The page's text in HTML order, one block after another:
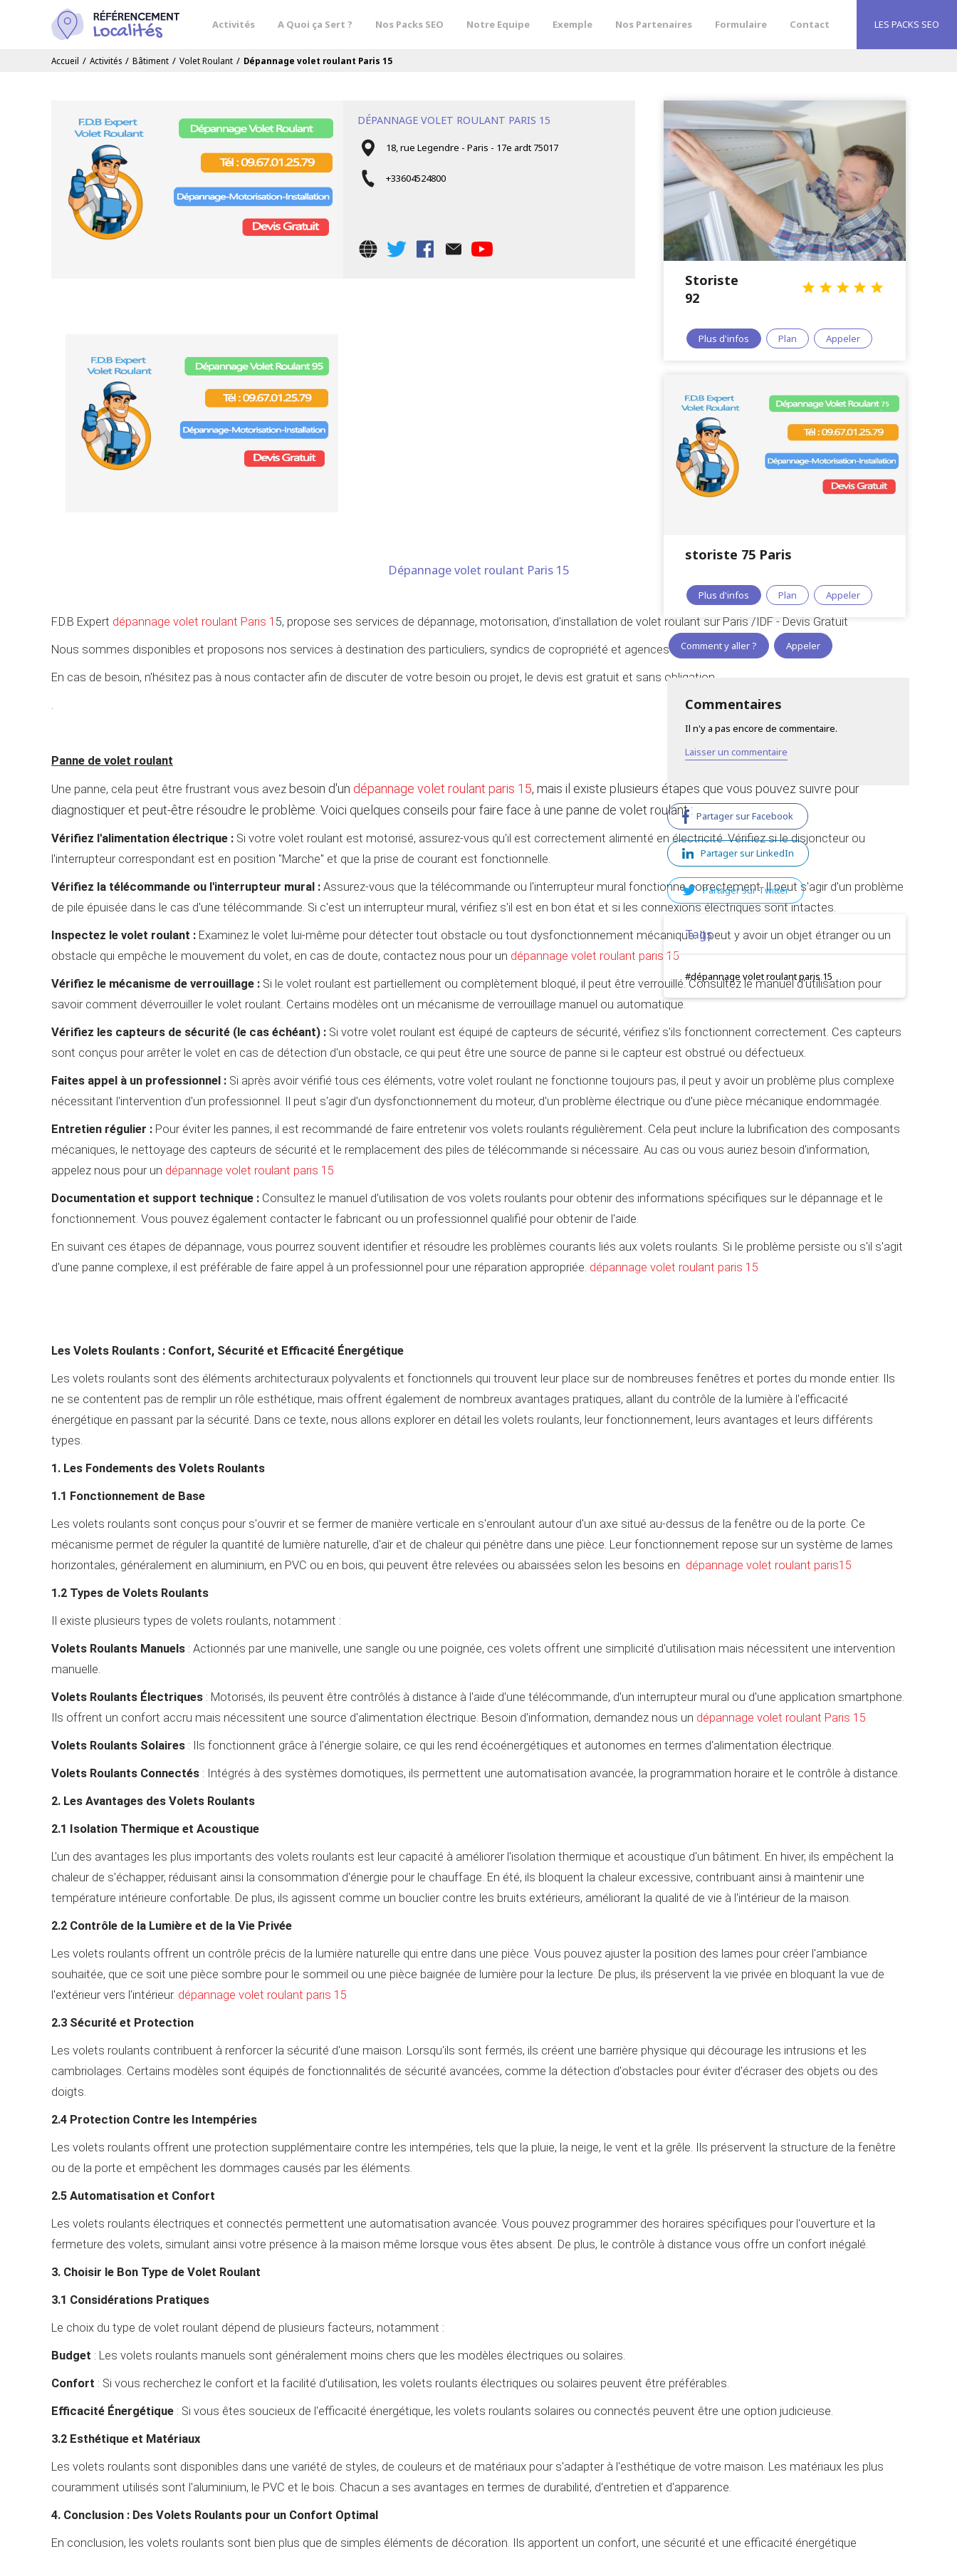
Activités A Quoi ça Sert ? Nos Packs SEO Notre Equipe Exemple Nos Partenaires Formulaire Contact LES PACKS SEO
Accueil / Activités / Bâtiment / Volet Roulant / Dépannage volet roulant Paris 15
DÉPANNAGE VOLET ROULANT PARIS 15
18, rue Legendre - Paris - 17e ardt 75017
+33604524800
Dépannage volet roulant Paris 15
F.D.B Expert dépannage volet roulant Paris 1 5, propose ses services de dépannage, motorisation, d'installation de volet roulant sur Paris /IDF - Devis Gratuit
Nous sommes disponibles et proposons nos services à destination des particuliers, syndics de copropriété et agences immobilières.
En cas de besoin, n'hésitez pas à nous contacter afin de discuter de votre besoin ou projet, le devis est gratuit et sans obligation.
Panne de volet roulant
Une panne, cela peut être frustrant vous avez besoin d'un dépannage volet roulant paris 15, mais il existe plusieurs étapes que vous pouvez suivre pour
diagnostiquer et peut-être résoudre le problème. Voici quelques conseils pour faire face à une panne de volet roulant :
Vérifiez l'alimentation électrique : Si votre volet roulant est motorisé, assurez-vous qu'il est correctement alimenté en électricité. Vérifiez si le disjoncteur ou
l'interrupteur correspondant est en position "Marche" et que la prise de courant est fonctionnelle.
Vérifiez la télécommande ou l'interrupteur mural : Assurez-vous que la télécommande ou l'interrupteur mural fonctionne correctement. Il peut s'agir d'un problème
de pile épuisée dans le cas d'une télécommande. Si c'est un interrupteur mural, vérifiez s'il est en bon état et si les connexions électriques sont intactes.
Inspectez le volet roulant : Examinez le volet lui-même pour détecter tout obstacle ou tout dysfonctionnement mécanique. Il peut y avoir un objet étranger ou un
obstacle qui empêche le mouvement du volet, en cas de doute, contactez nous pour un dépannage volet roulant paris 15
Vérifiez le mécanisme de verrouillage : Si le volet roulant est partiellement ou complètement bloqué, il peut être verrouillé. Consultez le manuel d'utilisation pour
savoir comment déverrouiller le volet roulant. Certains modèles ont un mécanisme de verrouillage manuel ou automatique.
Vérifiez les capteurs de sécurité (le cas échéant) : Si votre volet roulant est équipé de capteurs de sécurité, vérifiez s'ils fonctionnent correctement. Ces capteurs
sont conçus pour arrêter le volet en cas de détection d'un obstacle, ce qui peut être une source de panne si le capteur est obstrué ou défectueux.
Faites appel à un professionnel : Si après avoir vérifié tous ces éléments, votre volet roulant ne fonctionne toujours pas, il peut y avoir un problème plus complexe
nécessitant l'intervention d'un professionnel. Il peut s'agir d'un dysfonctionnement du moteur, d'un problème électrique ou d'une pièce mécanique endommagée.
Entretien régulier : Pour éviter les pannes, il est recommandé de faire entretenir vos volets roulants régulièrement. Cela peut inclure la lubrification des composants
mécaniques, le nettoyage des capteurs de sécurité et le remplacement des piles de télécommande si nécessaire. Au cas ou vous auriez besoin d'information,
appelez nous pour un dépannage volet roulant paris 15
Documentation et support technique : Consultez le manuel d'utilisation de vos volets roulants pour obtenir des informations spécifiques sur le dépannage et le
fonctionnement. Vous pouvez également contacter le fabricant ou un professionnel qualifié pour obtenir de l'aide.
En suivant ces étapes de dépannage, vous pourrez souvent identifier et résoudre les problèmes courants liés aux volets roulants. Si le problème persiste ou s'il s'agit
d'une panne complexe, il est préférable de faire appel à un professionnel pour une réparation appropriée. dépannage volet roulant paris 15
Les Volets Roulants : Confort, Sécurité et Efficacité Énergétique
Les volets roulants sont des éléments architecturaux polyvalents et fonctionnels qui trouvent leur place sur de nombreuses fenêtres et portes du monde entier. Ils
ne se contentent pas de remplir un rôle esthétique, mais offrent également de nombreux avantages pratiques, allant du contrôle de la lumière à l'efficacité
énergétique en passant par la sécurité. Dans ce texte, nous allons explorer en détail les volets roulants, leur fonctionnement, leurs avantages et leurs différents
types.
1. Les Fondements des Volets Roulants
1.1 Fonctionnement de Base
Les volets roulants sont conçus pour s'ouvrir et se fermer de manière verticale en s'enroulant autour d'un axe situé au-dessus de la fenêtre ou de la porte. Ce
mécanisme permet de réguler la quantité de lumière naturelle, d'air et de chaleur qui pénètre dans une pièce. Leur fonctionnement repose sur un système de lames
horizontales, généralement en aluminium, en PVC ou en bois, qui peuvent être relevées ou abaissées selon les besoins en dépannage volet roulant paris15
1.2 Types de Volets Roulants
Il existe plusieurs types de volets roulants, notamment :
Volets Roulants Manuels : Actionnés par une manivelle, une sangle ou une poignée, ces volets offrent une simplicité d'utilisation mais nécessitent une intervention
manuelle.
Volets Roulants Électriques : Motorisés, ils peuvent être contrôlés à distance à l'aide d'une télécommande, d'un interrupteur mural ou d'une application smartphone.
Ils offrent un confort accru mais nécessitent une source d'alimentation électrique. Besoin d'information, demandez nous un dépannage volet roulant Paris 15
Volets Roulants Solaires : Ils fonctionnent grâce à l'énergie solaire, ce qui les rend écoénergétiques et autonomes en termes d'alimentation électrique.
Volets Roulants Connectés : Intégrés à des systèmes domotiques, ils permettent une automatisation avancée, la programmation horaire et le contrôle à distance.
2. Les Avantages des Volets Roulants
2.1 Isolation Thermique et Acoustique
L'un des avantages les plus importants des volets roulants est leur capacité à améliorer l'isolation thermique et acoustique d'un bâtiment. En hiver, ils empêchent la
chaleur de s'échapper, réduisant ainsi la consommation d'énergie pour le chauffage. En été, ils bloquent la chaleur excessive, contribuant ainsi à maintenir une
température intérieure confortable. De plus, ils agissent comme un bouclier contre les bruits extérieurs, améliorant la qualité de vie à l'intérieur de la maison.
2.2 Contrôle de la Lumière et de la Vie Privée
Les volets roulants offrent un contrôle précis de la lumière naturelle qui entre dans une pièce. Vous pouvez ajuster la position des lames pour créer l'ambiance
souhaitée, que ce soit une pièce sombre pour le sommeil ou une pièce baignée de lumière pour la lecture. De plus, ils préservent la vie privée en bloquant la vue de
l'extérieur vers l'intérieur. dépannage volet roulant paris 15
2.3 Sécurité et Protection
Les volets roulants contribuent à renforcer la sécurité d'une maison. Lorsqu'ils sont fermés, ils créent une barrière physique qui décourage les intrusions et les
cambriolages. Certains modèles sont équipés de fonctionnalités de sécurité avancées, comme la détection d'obstacles pour éviter d'écraser des objets ou des
doigts.
2.4 Protection Contre les Intempéries
Les volets roulants offrent une protection supplémentaire contre les intempéries, tels que la pluie, la neige, le vent et la grêle. Ils préservent la structure de la fenêtre
ou de la porte et empêchent les dommages causés par les éléments.
2.5 Automatisation et Confort
Les volets roulants électriques et connectés permettent une automatisation avancée. Vous pouvez programmer des horaires spécifiques pour l'ouverture et la
fermeture des volets, simulant ainsi votre présence à la maison même lorsque vous êtes absent. De plus, le contrôle à distance vous offre un confort inégalé.
3. Choisir le Bon Type de Volet Roulant
3.1 Considérations Pratiques
Le choix du type de volet roulant dépend de plusieurs facteurs, notamment :
Budget : Les volets roulants manuels sont généralement moins chers que les modèles électriques ou solaires.
Confort : Si vous recherchez le confort et la facilité d'utilisation, les volets roulants électriques ou solaires peuvent être préférables.
Efficacité Énergétique : Si vous êtes soucieux de l'efficacité énergétique, les volets roulants solaires ou connectés peuvent être une option judicieuse.
3.2 Esthétique et Matériaux
Les volets roulants sont disponibles dans une variété de styles, de couleurs et de matériaux pour s'adapter à l'esthétique de votre maison. Les matériaux les plus
couramment utilisés sont l'aluminium, le PVC et le bois. Chacun a ses avantages en termes de durabilité, d'entretien et d'apparence.
4. Conclusion : Des Volets Roulants pour un Confort Optimal
En conclusion, les volets roulants sont bien plus que de simples éléments de décoration. Ils apportent un confort, une sécurité et une efficacité énergétique
Storiste
92
star star star star star
Plus d'infos Plan Appeler
storiste 75 Paris
Plus d'infos Plan Appeler
Comment y aller ? Appeler
Commentaires
Il n'y a pas encore de commentaire.
Laisser un commentaire
Partager sur Facebook
Partager sur LinkedIn
Partager sur Twitter
Tags
#dépannage volet roulant paris 15